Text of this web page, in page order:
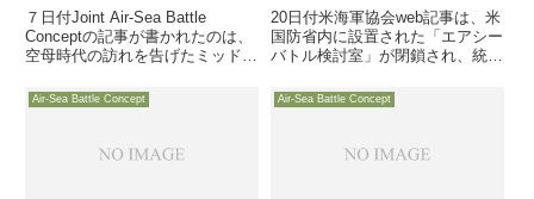
７日付Joint Air-Sea Battle
Conceptの記事が書かれたのは、
空母時代の訪れを告げたミッドウ
の偉業を忍ぶと共に、将来に向か
ってこの精神で取り組め！との叱
20日付米海軍協会web記事は、米
国防省内に設置された「エアシー
バトル検討室」が閉鎖され、統合
されると報じています
Air-Sea Battle Concept Air-Sea Battle Concept